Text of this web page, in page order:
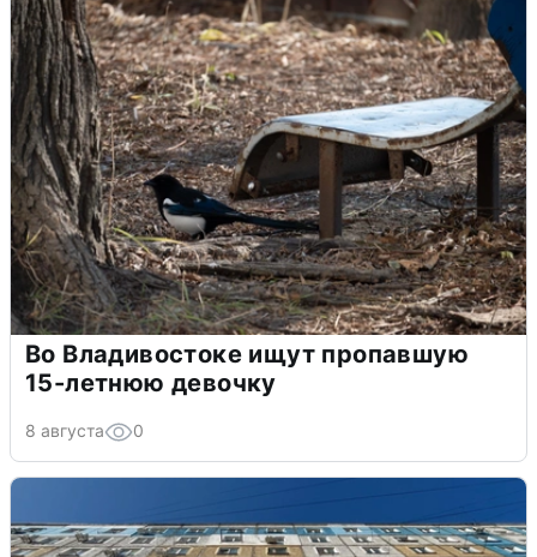
Во Владивостоке ищут пропавшую
15-летнюю девочку
8 августа 0